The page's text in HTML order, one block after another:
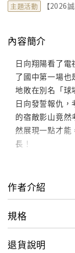
主題活動 【2026
內容簡介
日向翔陽看了
了國中第一場也
地敗在別名「球
日向發誓報仇
的宿敵影山竟然
然展現一點才能
長！
作者介紹
規格
退貨說明